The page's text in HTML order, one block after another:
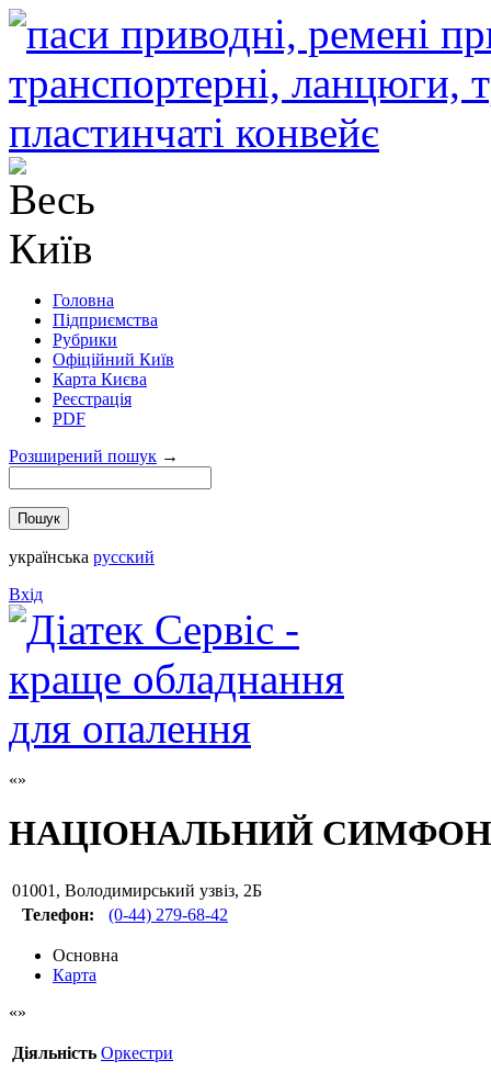
Головна
Підприємства
Рубрики
Офіційний Київ
Карта Києва
Реєстрація
PDF
Розширений пошук →
українська русский
Вхід
НАЦІОНАЛЬНИЙ
01001 , Володимирський узвіз, 2Б
Телефон:
(0-44) 279-68-42
Основна
Карта
Діяльність Оркестри